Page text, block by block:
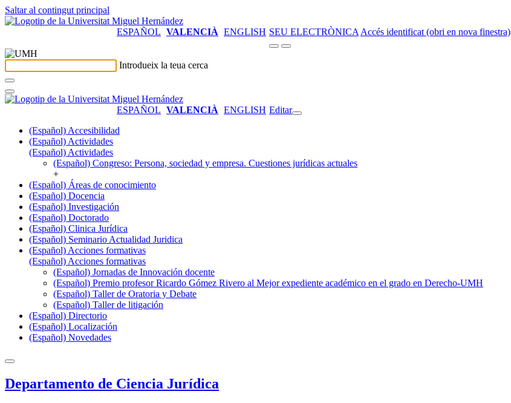
Saltar al contingut principal
ESPAÑOL VALENCIÀ ENGLISH SEU ELECTRÒNICA Accés identificat (obri en nova finestra)
Introdueix la teua cerca
ESPAÑOL VALENCIÀ ENGLISH Editar
(Español) Accesibilidad
(Español) Actividades
(Español) Actividades
(Español) Congreso: Persona, sociedad y empresa. Cuestiones jurídicas actuales
+
(Español) Áreas de conocimiento
(Español) Docencia
(Español) Investigación
(Español) Doctorado
(Español) Clinica Jurídica
(Español) Seminario Actualidad Juridica
(Español) Acciones formativas
(Español) Acciones formativas
(Español) Jornadas de Innovación docente
(Español) Premio profesor Ricardo Gómez Rivero al Mejor expediente académico en el grado en Derecho-UMH
(Español) Taller de Oratoria y Debate
(Español) Taller de litigación
(Español) Directorio
(Español) Localización
(Español) Novedades
Departamento de Ciencia Jurídica